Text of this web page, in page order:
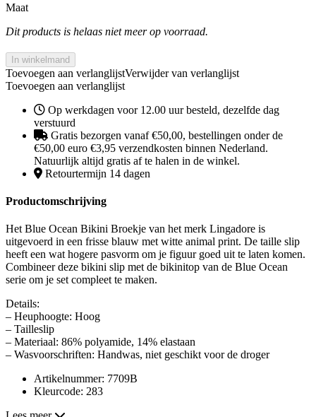
Maat
Dit products is helaas niet meer op voorraad.
In winkelmand
Toevoegen aan verlanglijstVerwijder van verlanglijst
Toevoegen aan verlanglijst
Op werkdagen voor 12.00 uur besteld, dezelfde dag
verstuurd
Gratis bezorgen vanaf €50,00, bestellingen onder de
€50,00 euro €3,95 verzendkosten binnen Nederland.
Natuurlijk altijd gratis af te halen in de winkel.
Retourtermijn 14 dagen
Productomschrijving
Het Blue Ocean Bikini Broekje van het merk Lingadore is
uitgevoerd in een frisse blauw met witte animal print. De taille slip
heeft een wat hogere pasvorm om je figuur goed uit te laten komen.
Combineer deze bikini slip met de bikinitop van de Blue Ocean
serie om je set compleet te maken.
Details:
– Heuphoogte: Hoog
– Tailleslip
– Materiaal: 86% polyamide, 14% elastaan
– Wasvoorschriften: Handwas, niet geschikt voor de droger
Artikelnummer: 7709B
Kleurcode: 283